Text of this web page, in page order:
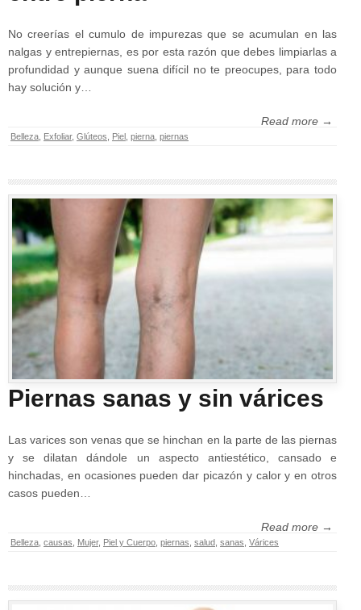
No creerías el cumulo de impurezas que se acumulan en las
nalgas y entrepiernas, es por esta razón que debes limpiarlas a
profundidad y aunque suena difícil no te preocupes, para todo
hay solución y…
Read more →
Belleza Exfoliar, Glúteos Piel pierna piernas
Piernas sanas y sin várices
Las varices son venas que se hinchan en la parte de las piernas
y se dilatan dándole un aspecto antiestético, cansado e
hinchadas, en ocasiones pueden dar picazón y calor y en otros
casos pueden…
Read more →
Belleza causas Mujer, Piel y Cuerpo piernas salud sanas Várices